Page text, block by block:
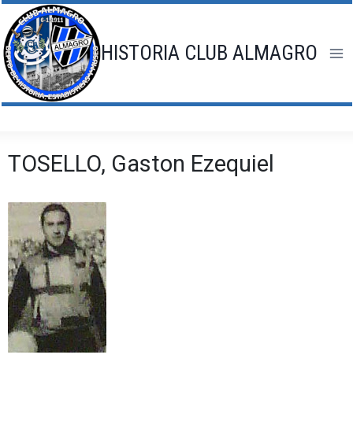
Saltar
al
contenido
HISTORIA CLUB ALMAGRO
TOSELLO, Gaston Ezequiel